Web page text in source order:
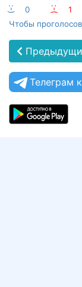
:-) 0 :-(
1
Чтобы
Телеграм